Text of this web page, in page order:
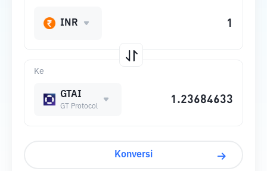
Ke
GTAI
GT Protocol
INR
Konversi